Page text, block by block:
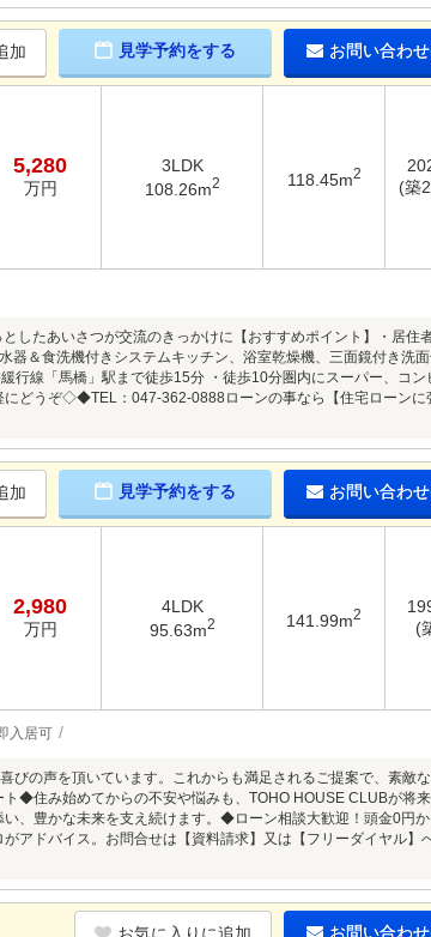
加 見学予約をする お問い合わ
5,280
万円
3LDK
108.26m2 118.45m2
(築
たあいさつが交流のきっかけに【おすすめポイント】・居住
＆食洗機付きシステムキッチン、浴室乾燥機、三面鏡付き洗
行線「馬橋」駅まで徒歩15分 ・徒歩10分圏内にスーパー、コン
どうぞ◇◆TEL：047-362-0888ローンの事なら【住宅ローンに
加 見学予約をする お問い合わ
2,980
万円
4LDK
95.63m2 141.99m2
(
入居可
の声を頂いています。これからも満足されるご提案で、素敵
◆住み始めてからの不安や悩みも、TOHO HOUSE CLUBが将
、豊かな未来を支え続けます。◆ローン相談大歓迎！頭金0円
アドバイス。お問合せは【資料請求】又は【フリーダイヤル】
お問い合わ